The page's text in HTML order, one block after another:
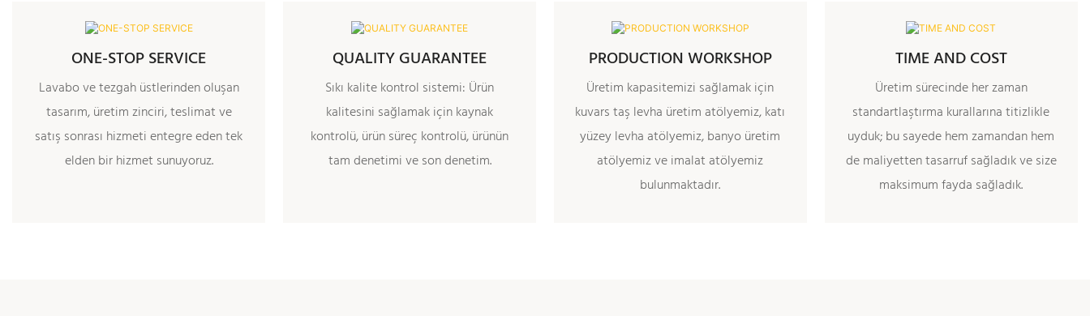
ONE-STOP SERVICE
Lavabo ve tezgah üstlerinden oluşan
tasarım, üretim zinciri, teslimat ve
satış sonrası hizmeti entegre eden tek
elden bir hizmet sunuyoruz.
QUALITY GUARANTEE
Sıkı kalite kontrol sistemi: Ürün
kalitesini sağlamak için kaynak
kontrolü, ürün süreç kontrolü, ürünün
tam denetimi ve son denetim.
PRODUCTION WORKSHOP
Üretim kapasitemizi sağlamak için
kuvars taş levha üretim atölyemiz, katı
yüzey levha atölyemiz, banyo üretim
atölyemiz ve imalat atölyemiz
bulunmaktadır.
TIME AND COST
Üretim sürecinde her zaman
standartlaştırma kurallarına titizlikle
uyduk; bu sayede hem zamandan hem
de maliyetten tasarruf sağladık ve size
maksimum fayda sağladık.